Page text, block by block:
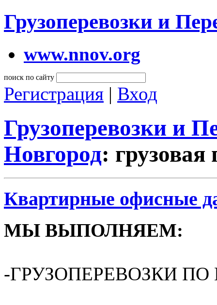
Грузоперевозки и
www.nnov.org
поиск по сайту
Регистрация | Вход
Грузоперевозки и
Новгород: грузовая
Квартирные офисные
МЫ ВЫПОЛНЯЕМ:
-ГРУЗОПЕРЕВОЗКИ